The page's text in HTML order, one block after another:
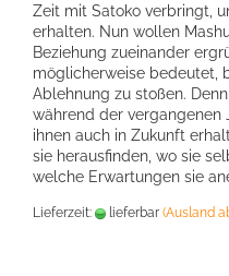
Zeit mit Satoko verbringt,
erhalten. Nun wollen
Beziehung zueinander
möglicherweise bedeutet,
Ablehnung zu stoßen.
während der vergangenen
ihnen auch in Zukunft
sie herausfinden, wo sie
welche Erwartungen sie
Lieferzeit: lieferbar (Ausland